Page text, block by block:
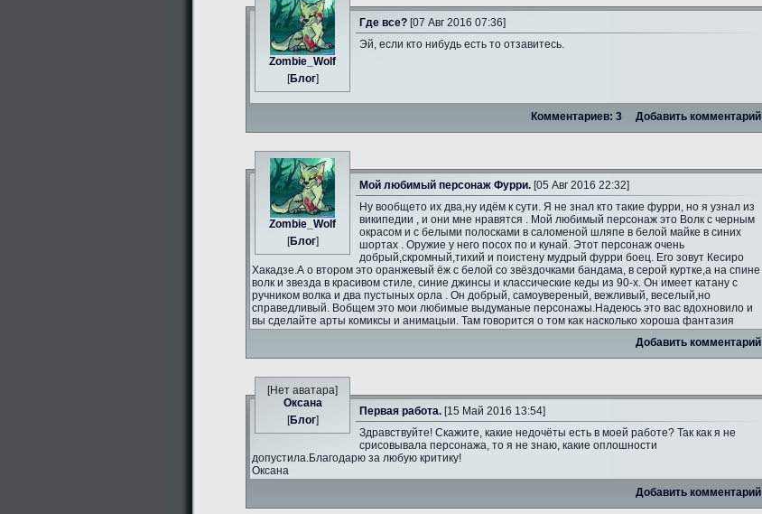
Zombie_Wolf
[Блог]
Где все? [07 Авг 2016 07:36]
Эй, если кто нибудь есть то отзавитесь.
Комментариев: 3 Добавить комментарий
Zombie_Wolf
[Блог]
Мой любимый персонаж Фурри. [05 Авг 2016 22:32]
Ну вообщето их два,ну идём к сути. Я не знал кто такие фурри, но я узнал из
википедии , и они мне нравятся . Мой любимый персонаж это Волк с черным
окрасом и с белыми полосками в саломеной шляпе в белой майке в синих
шортах . Оружие у него посох по и кунай. Этот персонаж очень
добрый,скромный,тихий и поистену мудрый фурри боец. Его зовут Кесиро
Хакадзе.А о втором это оранжевый ёж с белой со звёздочками бандама, в серой куртке,а на спине
волк и звезда в красивом стиле, синие джинсы и классические кеды из 90-х. Он имеет катану с
ручником волка и два пустыных орла . Он добрый, самоувереный, вежливый, веселый,но
справедливый. Вобщем это мои любимые выдуманые персонажы.Надеюсь это вас вдохновило и
вы сделайте арты комиксы и анимацыи. Там говорится о том как насколько хороша фантазия
Добавить комментарий
[Нет аватара]
Оксана
[Блог]
Первая работа. [15 Май 2016 13:54]
Здравствуйте! Скажите, какие недочёты есть в моей работе? Так как я не
срисовывала персонажа, то я не знаю, какие оплошности
допустила.Благодарю за любую критику!
Оксана
Добавить комментарий